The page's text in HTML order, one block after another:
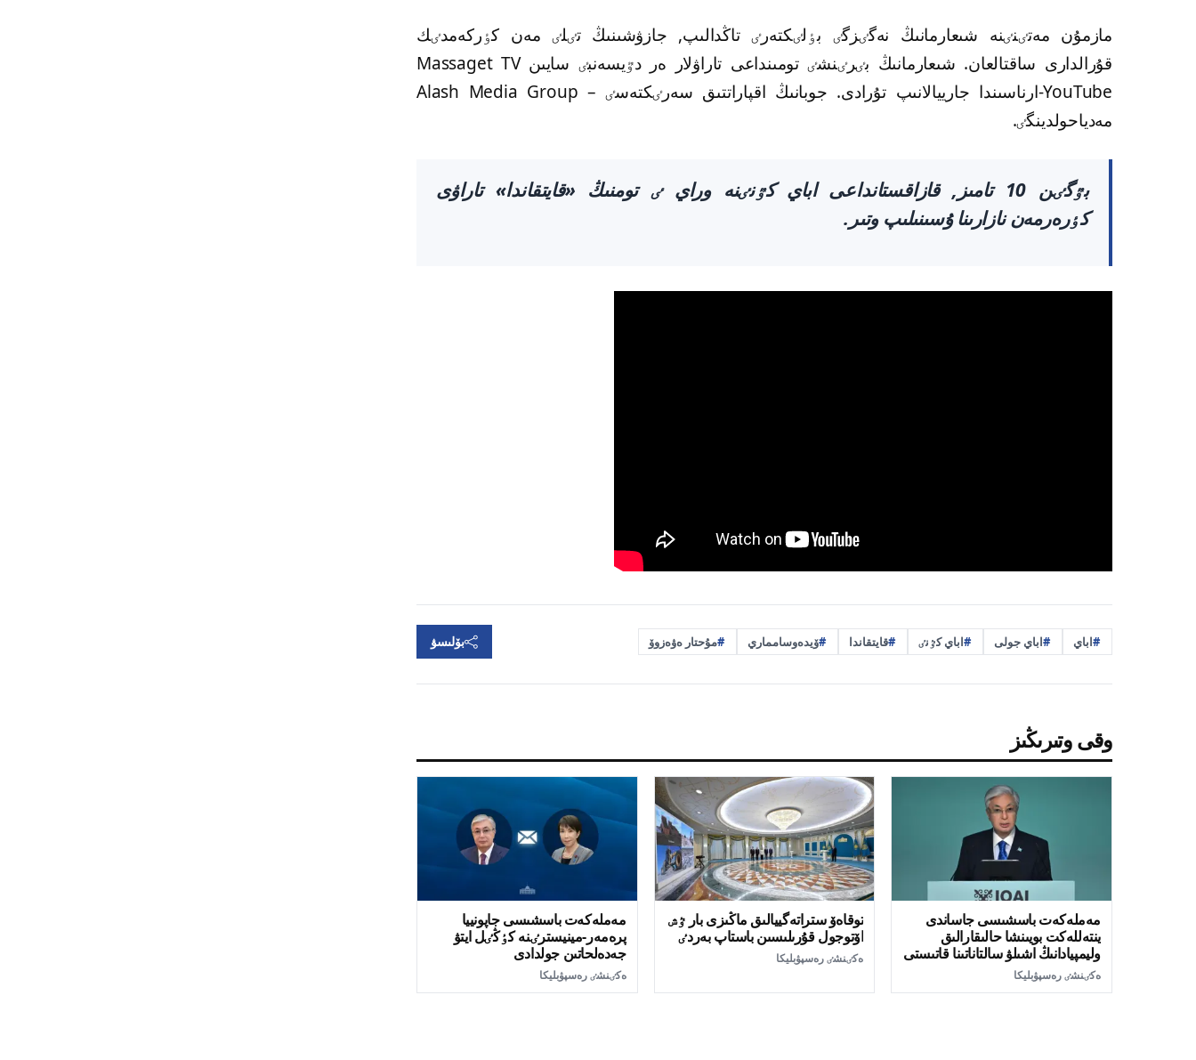
مازمۇن مەتٸنٸنە شىعارمانىڭ نەگٸزگٸ بٶلٸكتەرٸ تاڭدالىپ, جازۋشىنىڭ تٸلٸ مەن كٶركەمدٸك
قۇرالدارى ساقتالعان. شىعارمانىڭ بٸرٸنشٸ تومىنداعى تاراۋلار ەر دٷيسەنبٸ سايىن Massaget TV
YouTube-ارناسىندا جارييالانىپ تۇرادى. جوبانىڭ اقپاراتتىق سەرٸكتەسٸ – Alash Media Group
مەدياحولدينگٸ.
بٷگٸن 10 تامىز, قازاقستانداعى اباي كٷنٸنە وراي ٸ تومنىڭ «قايتقاندا» تاراۋى
كٶرەرمەن نازارىنا ۇسىنىلىپ وتىر.
اباي اباي جولى اباي كٷنٸ قايتقاندا ۆيدەوسامماري مۇحتار ەۋەزوۆ بۆلىسۋ
وقى وتىرىڭىز
مەملەكەت باسشىسى جاساندى
ينتەللەكت بويىنشا حالىقارالىق
وليمپيادانىڭ اشىلۋ سالتاناتىنا قاتىستى
ەكٸنشٸ رەسپۋبليكا
توقاەۆ ستراتەگييالىق ماڭىزى بار ٷش
اۆتوجول قۇرىلىسىن باستاپ بەردٸ
ەكٸنشٸ رەسپۋبليكا
مەملەكەت باسشىسى جاپونييا
پرەمەر-مينيسترٸنە كٶڭٸل ايتۋ
جەدەلحاتىن جولدادى
ەكٸنشٸ رەسپۋبليكا